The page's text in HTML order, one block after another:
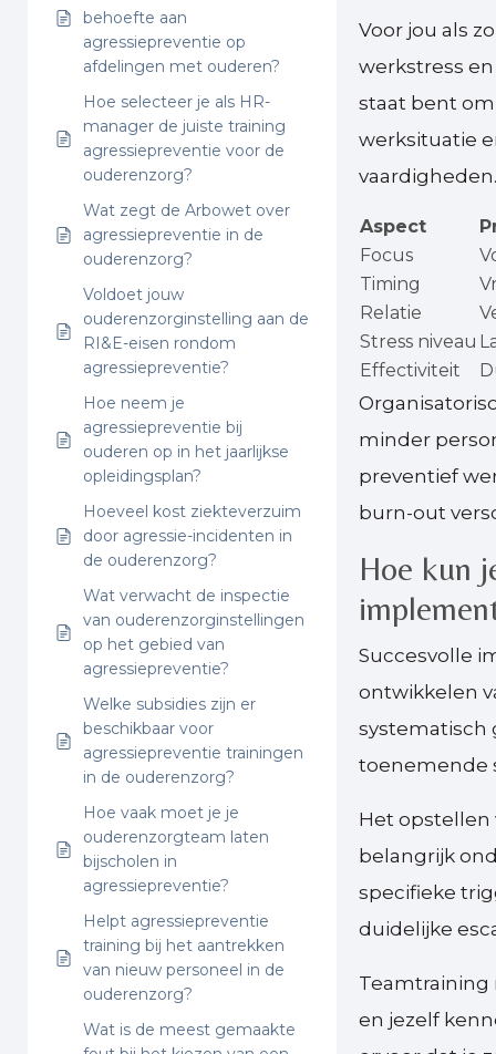
behoefte aan
agressiepreventie op
afdelingen met ouderen?
Hoe selecteer je als HR-
manager de juiste training
agressiepreventie voor de
ouderenzorg?
Wat zegt de Arbowet over
agressiepreventie in de
ouderenzorg?
Voldoet jouw
ouderenzorginstelling aan de
RI&E-eisen rondom
agressiepreventie?
Hoe neem je
agressiepreventie bij
ouderen op in het jaarlijkse
opleidingsplan?
Hoeveel kost ziekteverzuim
door agressie-incidenten in
de ouderenzorg?
Wat verwacht de inspectie
van ouderenzorginstellingen
op het gebied van
agressiepreventie?
Welke subsidies zijn er
beschikbaar voor
agressiepreventie trainingen
in de ouderenzorg?
Hoe vaak moet je je
ouderenzorgteam laten
bijscholen in
agressiepreventie?
Helpt agressiepreventie
training bij het aantrekken
van nieuw personeel in de
ouderenzorg?
Wat is de meest gemaakte
Voor jou als
werkstress
staat bent
werksituatie
vaardigheden.
Aspect
Focus
Timing
Relatie
Stress niveau
Effectiviteit
minder
preventief
burn-out
Hoe kun
Succesvolle
ontwikkelen
systematisch
toenemende
Het
belangrijk
specifieke
duidelijke
Teamtraining
en jezelf